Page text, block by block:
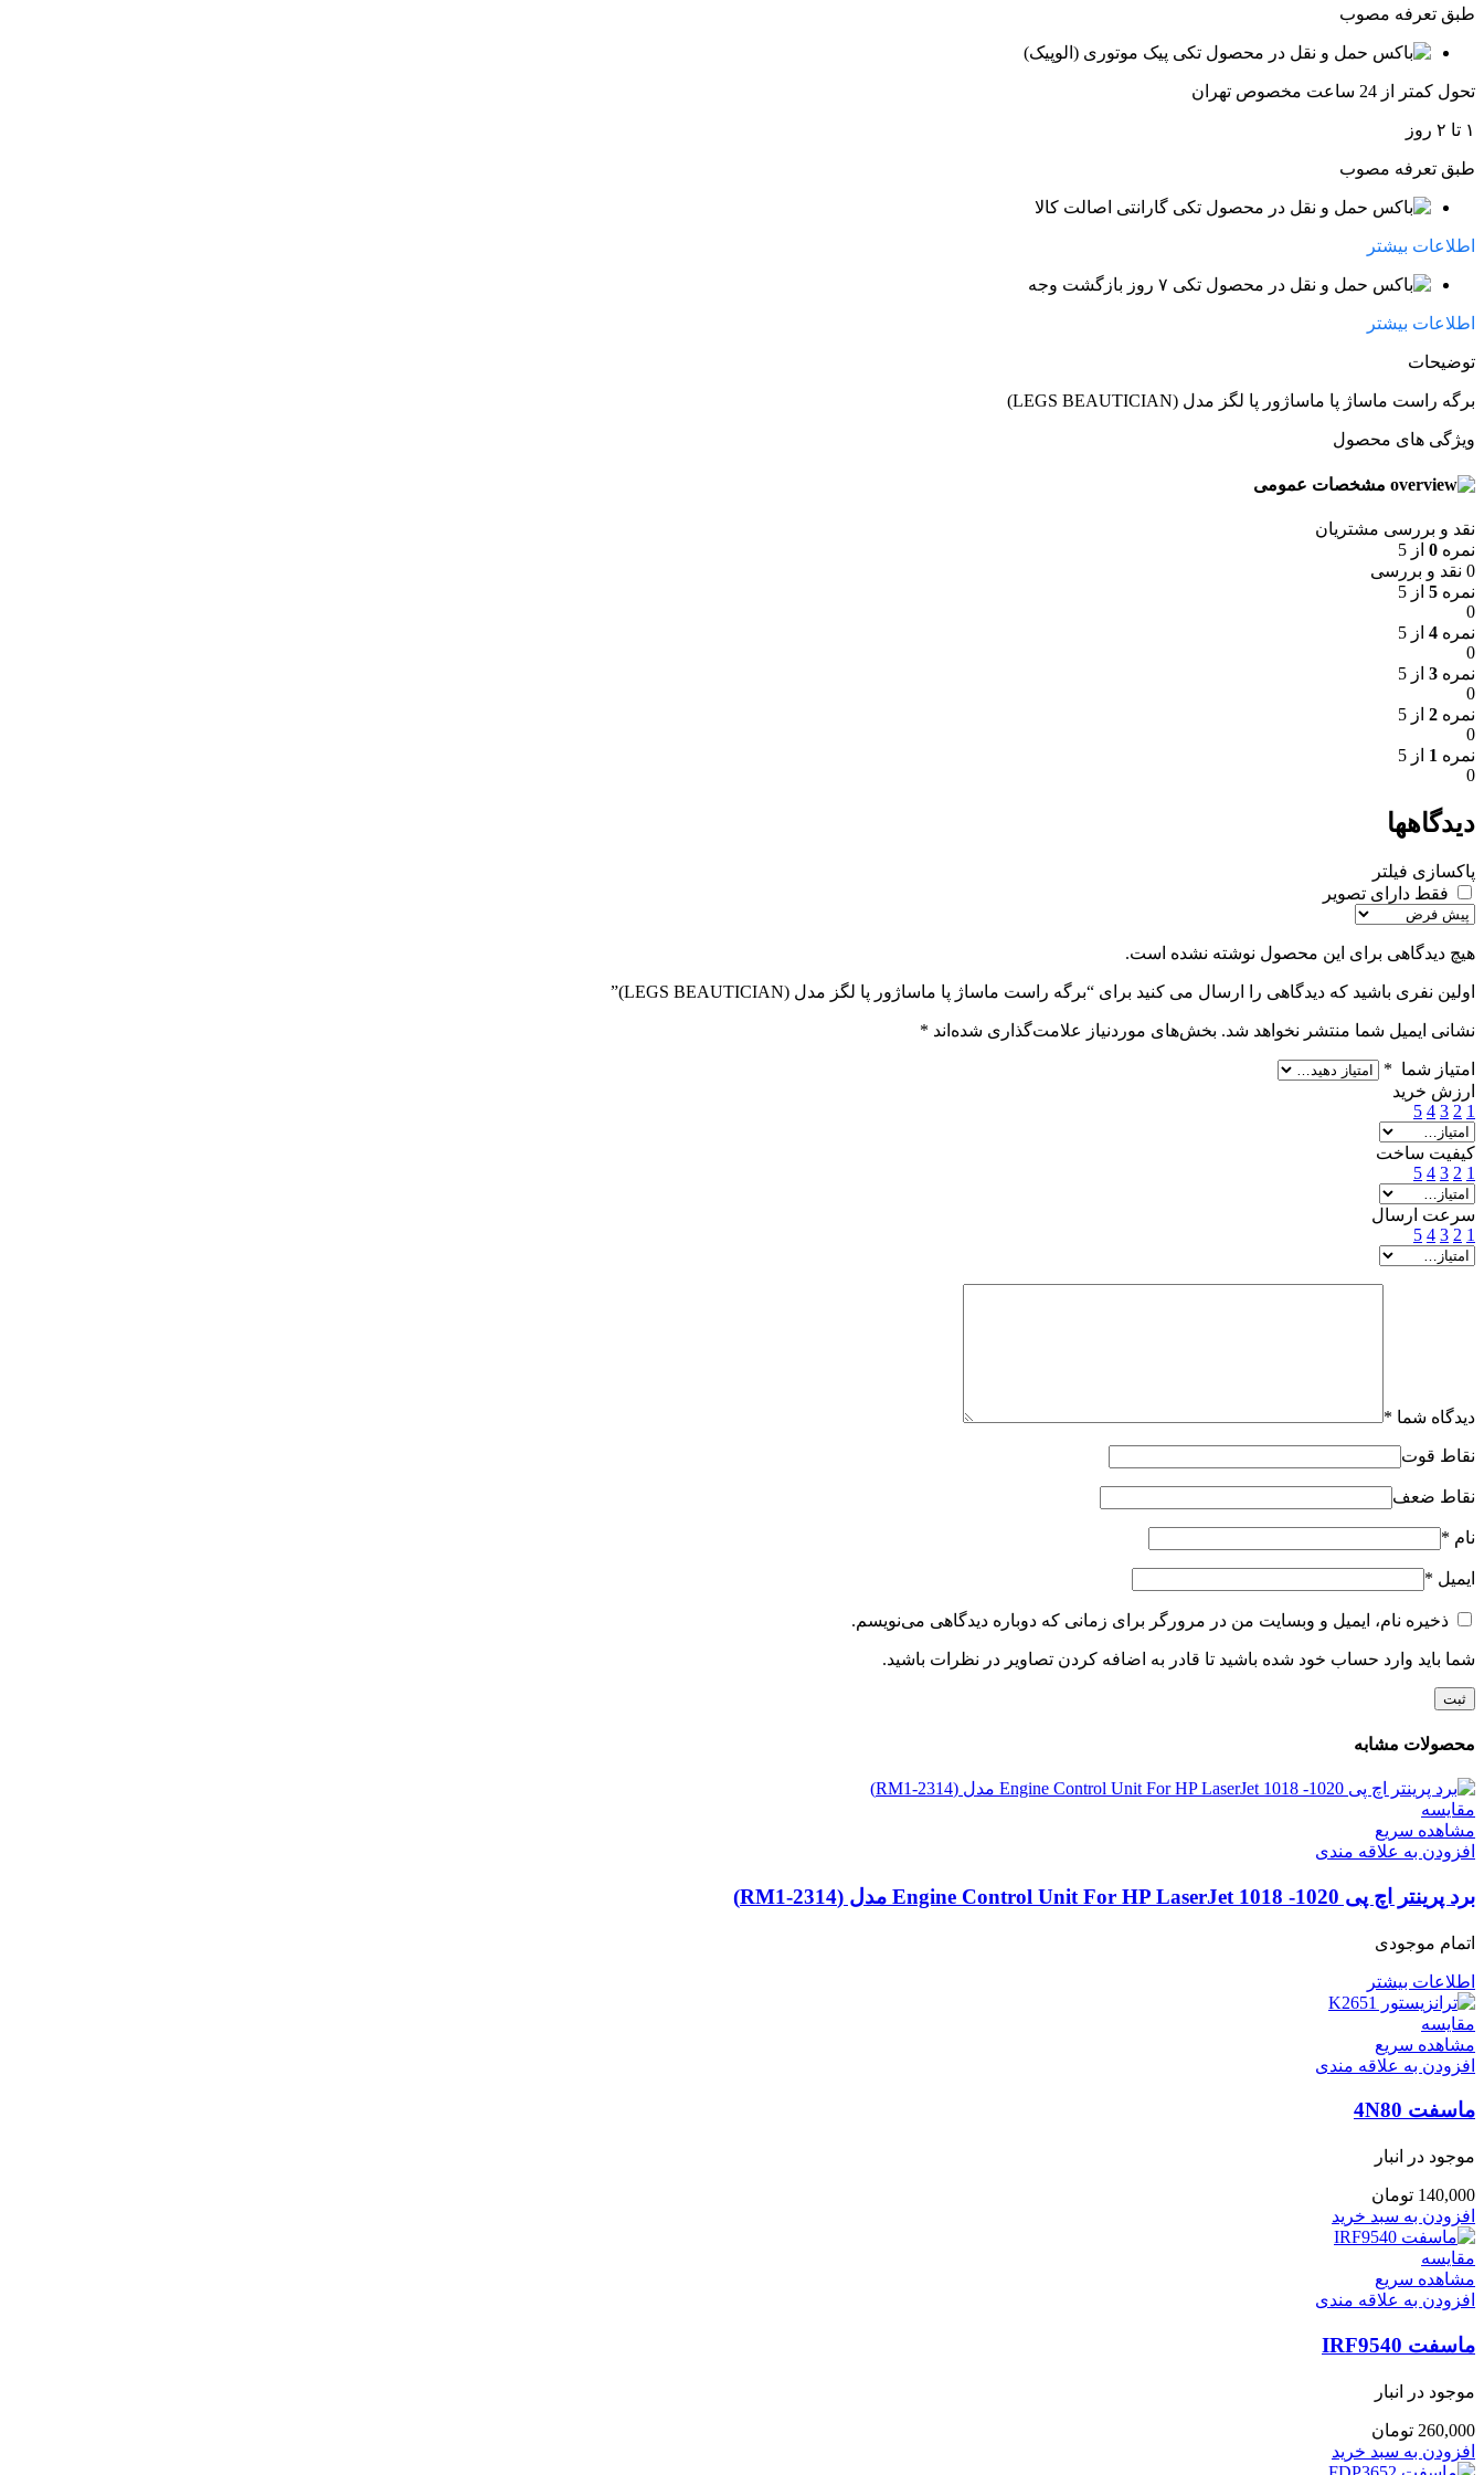
طبق تعرفه مصوب
پیک موتوری (الوپیک)
تحول کمتر از 24 ساعت مخصوص تهران
۱ تا ۲ روز
طبق تعرفه مصوب
گارانتی اصالت کالا
اطلاعات بیشتر
۷ روز بازگشت وجه
اطلاعات بیشتر
توضیحات
برگه راست ماساژ پا ماساژور پا لگز مدل (LEGS BEAUTICIAN)
ویژگی های محصول
مشخصات عمومی
نقد و بررسی مشتریان
نمره 0 از 5
0 نقد و بررسی
نمره 5 از 5
0
نمره 4 از 5
0
نمره 3 از 5
0
نمره 2 از 5
0
نمره 1 از 5
0
دیدگاهها
پاکسازی فیلتر
فقط دارای تصویر
هیچ دیدگاهی برای این محصول نوشته نشده است.
اولین نفری باشید که دیدگاهی را ارسال می کنید برای “برگه راست ماساژ پا ماساژور پا لگز مدل (LEGS BEAUTICIAN)”
نشانی ایمیل شما منتشر نخواهد شد. بخش‌های موردنیاز علامت‌گذاری شده‌اند *
امتیاز شما *
ارزش خرید
1
2
3
4
5
کیفیت ساخت
1
2
3
4
5
سرعت ارسال
1
2
3
4
5
دیدگاه شما *
نقاط قوت
نقاط ضعف
نام *
ایمیل *
ذخیره نام، ایمیل و وبسایت من در مرورگر برای زمانی که دوباره دیدگاهی می‌نویسم.
شما باید وارد حساب خود شده باشید تا قادر به اضافه کردن تصاویر در نظرات باشید.
محصولات مشابه
مقایسه
مشاهده سریع
افزودن به علاقه مندی
برد پرینتر اچ پی Engine Control Unit For HP LaserJet 1018 -1020 مدل (RM1-2314)
اتمام موجودی
اطلاعات بیشتر
مقایسه
مشاهده سریع
افزودن به علاقه مندی
ماسفت 4N80
موجود در انبار
140,000 تومان
افزودن به سبد خرید
مقایسه
مشاهده سریع
افزودن به علاقه مندی
ماسفت IRF9540
موجود در انبار
260,000 تومان
افزودن به سبد خرید